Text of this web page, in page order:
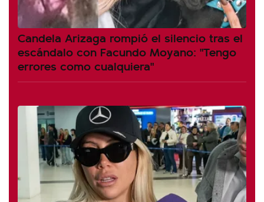
Candela Arizaga rompió el silencio tras el
escándalo con Facundo Moyano: "Tengo
errores como cualquiera"